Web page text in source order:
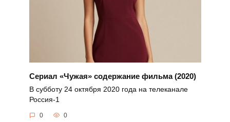
Сериал «Чужая» содержание фильма (2020)
В субботу 24 октября 2020 года на телеканале
Россия-1
0 0